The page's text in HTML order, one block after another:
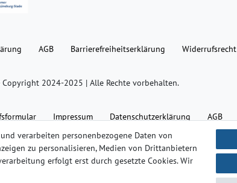
AGB Barrierefreiheitserklärung Widerrufs­recht
verarbeiten personenbezogene Daten von
zu personalisieren, Medien von Drittanbietern
erfolgt erst durch gesetzte Cookies. Wir
2024-2025 | Alle Rechte vorbehalten.
Impressum Daten­schutz­erklärung AGB